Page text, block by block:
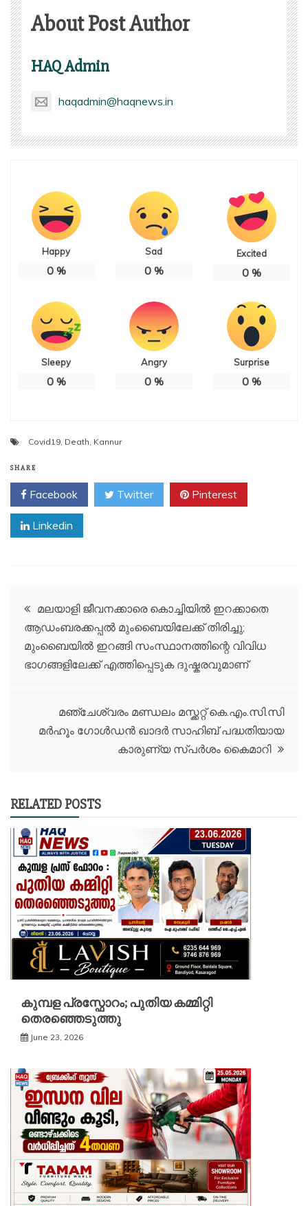
About Post Author
HAQ Admin
haqadmin@haqnews.in
Happy
0%
Sad
0%
Excited
0%
Sleepy
0%
Angry
0%
Surprise
0%
Covid19, Death, Kannur
SHARE
Facebook Twitter Pinterest
Linkedin
Post
navigation
മലയാളി ജീവനക്കാരെ കൊച്ചിയിൽ ഇറക്കാതെ
ആഡംബരക്കപ്പൽ മുംബൈയിലേക്ക് തിരിച്ചു;
മുംബൈയില്‍ ഇറങ്ങി സംസ്ഥാനത്തിന്റെ വിവിധ
ഭാഗങ്ങളിലേക്ക് എത്തിപ്പെടുക ദുഷ്കരവുമാണ്
മഞ്ചേശ്വരം മണ്ഡലം മസ്ക്കറ്റ് കെ.എം.സി.സി
മർഹൂം ഗോൾഡൻ ഖാദർ സാഹിബ് പദ്ധതിയായ
കാരുണ്യ സ്പർശം കൈമാറി
RELATED POSTS
കുമ്പള പ്രസ്ഫോറം; പുതിയ കമ്മിറ്റി
തെരഞ്ഞെടുത്തു
June 23, 2026